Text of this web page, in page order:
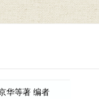
华等著 编者